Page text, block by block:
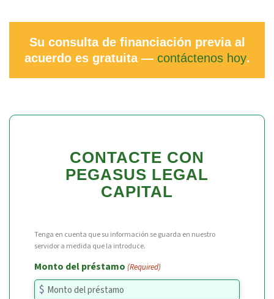
Su consulta de financiación previa al
acuerdo es gratuita — contáctenos hoy.
CONTACTE CON
PEGASUS LEGAL
CAPITAL
Tenga en cuenta que su información se guarda en nuestro
servidor a medida que la introduce.
Monto del préstamo (Required)